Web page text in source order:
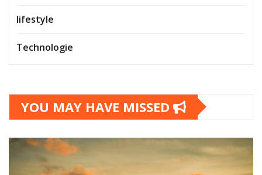
lifestyle
Technologie
YOU MAY HAVE MISSED